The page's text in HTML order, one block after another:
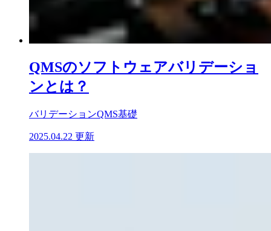
QMSのソフトウェアバリデーショ
ンとは？
バリデーションQMS基礎
2025.04.22 更新